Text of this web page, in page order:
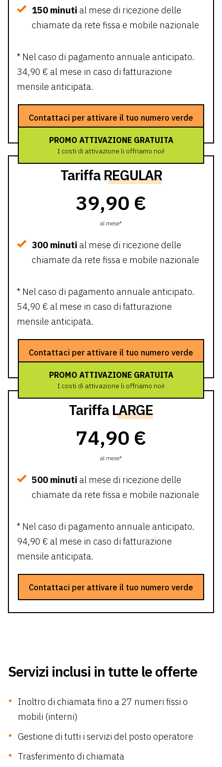
150 minuti al mese di ricezione delle
chiamate da rete fissa e mobile nazionale
* Nel caso di pagamento annuale anticipato.
34,90 € al mese in caso di fatturazione
mensile anticipata.
Contattaci per attivare il tuo numero verde
PROMO ATTIVAZIONE GRATUITA
I costi di attivazione li offriamo noi!
Tariffa REGULAR
39,90 €
al mese*
300 minuti al mese di ricezione delle
chiamate da rete fissa e mobile nazionale
* Nel caso di pagamento annuale anticipato.
54,90 € al mese in caso di fatturazione
mensile anticipata.
Contattaci per attivare il tuo numero verde
PROMO ATTIVAZIONE GRATUITA
I costi di attivazione li offriamo noi!
Tariffa LARGE
74,90 €
al mese*
500 minuti al mese di ricezione delle
chiamate da rete fissa e mobile nazionale
* Nel caso di pagamento annuale anticipato.
94,90 € al mese in caso di fatturazione
mensile anticipata.
Contattaci per attivare il tuo numero verde
Servizi inclusi in tutte le offerte
Inoltro di chiamata fino a 27 numeri fissi o
mobili (interni)
Gestione di tutti i servizi del posto operatore
Trasferimento di chiamata